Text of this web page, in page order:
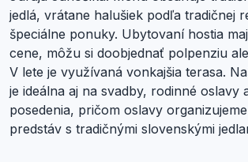
jedlá, vrátane halušiek podľa tradičnej
špeciálne ponuky. Ubytovaní hostia
cene, môžu si doobjednať polpenziu
V lete je využívaná vonkajšia terasa.
je ideálna aj na svadby, rodinné oslavy
posedenia, pričom oslavy
predstáv s tradičnými slovenskými